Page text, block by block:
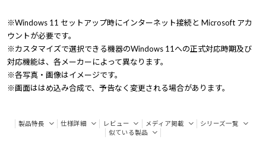
※Windows 11 セットアップ時にインターネット接続と Microsoft アカ
ウントが必要です。
※カスタマイズで選択できる機器のWindows 11への正式対応時期及び
対応機能は、各メーカーによって異なります。
※各写真・画像はイメージです。
※画面ははめ込み合成で、予告なく変更される場合があります。
製品特長 仕様詳細 レビュー メディア掲載
シリーズ一覧
似ている製品